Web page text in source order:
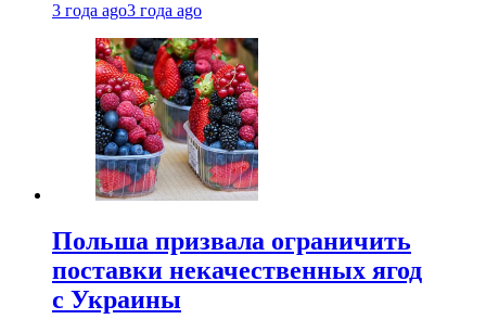
3 года ago3 года ago
Польша призвала ограничить
поставки некачественных ягод
с Украины